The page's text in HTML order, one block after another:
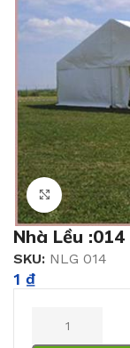
Click to
Nhà Lều :014
SKU: NLG 014
1 ₫